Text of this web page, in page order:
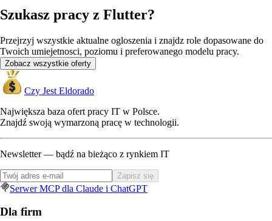
Szukasz pracy z Flutter?
Przejrzyj wszystkie aktualne ogloszenia i znajdz role dopasowane do
Twoich umiejetnosci, poziomu i preferowanego modelu pracy.
Zobacz wszystkie oferty
Czy Jest Eldorado
Największa baza ofert pracy IT w Polsce.
Znajdź swoją wymarzoną pracę w technologii.
Newsletter — bądź na bieżąco z rynkiem IT
Zapisz się
Serwer MCP dla Claude i ChatGPT
Dla firm